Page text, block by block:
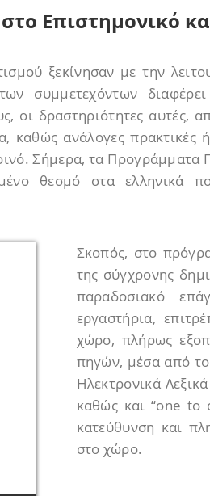
Επιστημονικό
ξεκίνησαν με την
συμμετεχόντων
οι δραστηριότητες αυτές,
καθώς ανάλογες πρακτικές
Σήμερα, τα Προγράμματα
θεσμό στα ελληνικά
Σκοπός, στο
της σύγχρονης
παραδοσιακό
εργαστήρια,
χώρο, πλήρως
πηγών, μέσα από
Ηλεκτρονικά
καθώς και “one to
κατεύθυνση και
στο χώρο.